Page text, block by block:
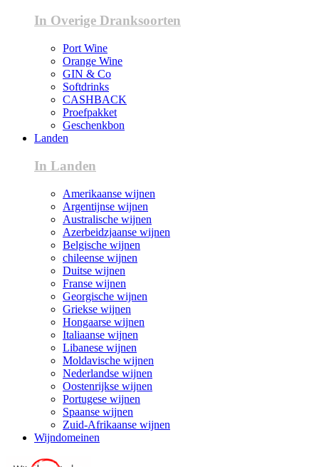
In Overige Dranksoorten
Port Wine
Orange Wine
GIN & Co
Softdrinks
CASHBACK
Proefpakket
Geschenkbon
Landen
In Landen
Amerikaanse wijnen
Argentijnse wijnen
Australische wijnen
Azerbeidzjaanse wijnen
Belgische wijnen
chileense wijnen
Duitse wijnen
Franse wijnen
Georgische wijnen
Griekse wijnen
Hongaarse wijnen
Italiaanse wijnen
Libanese wijnen
Moldavische wijnen
Nederlandse wijnen
Oostenrijkse wijnen
Portugese wijnen
Spaanse wijnen
Zuid-Afrikaanse wijnen
Wijndomeinen